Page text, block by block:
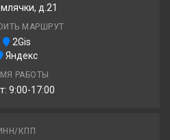
д.21
МАРШРУТ
2Gis
Яндекс
РАБОТЫ
9:00-17:00
КПП